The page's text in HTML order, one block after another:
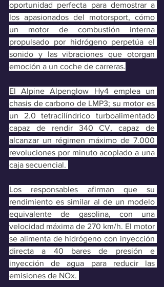
oportunidad perfecta para demostrar a
los apasionados del motorsport, cómo
un motor de combustión interna
propulsado por hidrógeno perpetúa el
sonido y las vibraciones que otorgan
emoción a un coche de carreras.
El Alpine Alpenglow Hy4 emplea un
chasis de carbono de LMP3; su motor es
un 2.0 tetracilíndrico turboalimentado
capaz de rendir 340 CV, capaz de
alcanzar un régimen máximo de 7.000
revoluciones por minuto acoplado a una
caja secuencial.
Los responsables afirman que su
rendimiento es similar al de un modelo
equivalente de gasolina, con una
velocidad máxima de 270 km/h. El motor
se alimenta de hidrógeno con inyección
directa a 40 bares de presión e
inyección de agua para reducir las
emisiones de NOx.